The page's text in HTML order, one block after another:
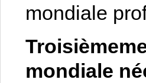
mondiale
mondiale